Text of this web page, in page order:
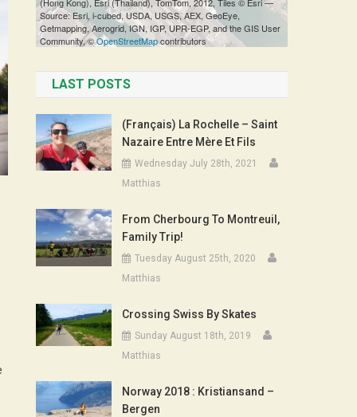
LAST POSTS
(Français) La Rochelle – Saint
Nazaire Entre Mère Et Fils
Wednesday July 28th, 2021
Matthias
From Cherbourg To Montreuil,
Family Trip!
Tuesday August 25th, 2020
Matthias
Crossing Swiss By Skates
Sunday August 18th, 2019
Matthias
Norway 2018 : Kristiansand –
Bergen